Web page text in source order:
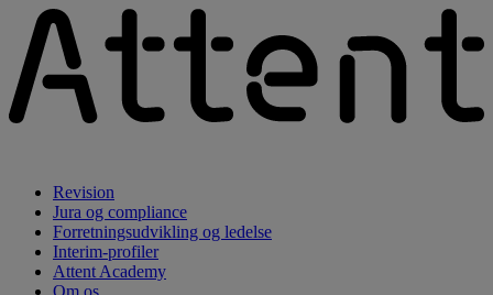
Revision
Jura og compliance
Forretningsudvikling og ledelse
Interim-profiler
Attent Academy